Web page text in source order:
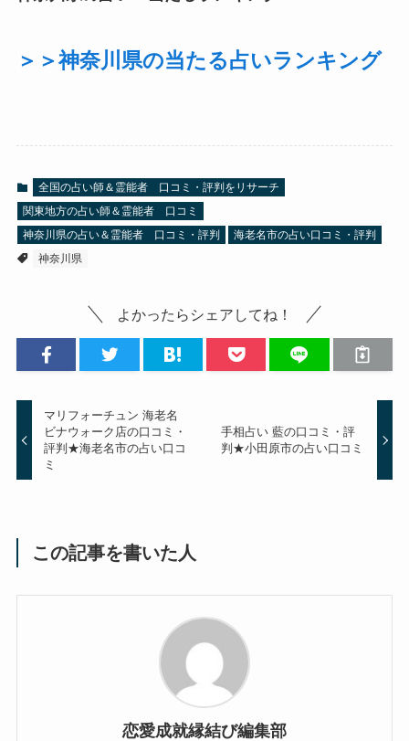
＞＞神奈川県の当たる占いランキング
全国の占い師＆霊能者 口コミ・評判をリサーチ
関東地方の占い師＆霊能者 口コミ
神奈川県の占い＆霊能者 口コミ・評判
海老名市の占い口コミ・評判
神奈川県
よかったらシェアしてね！
マリフォーチュン 海老名
ビナウォーク店の口コミ・
評判★海老名市の占い口コ
ミ
手相占い 藍の口コミ・評
判★小田原市の占い口コミ
この記事を書いた人
恋愛成就縁結び編集部